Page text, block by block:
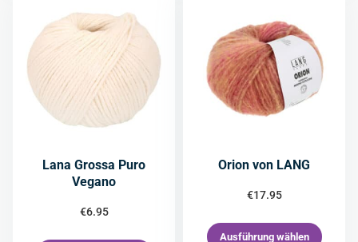
Lana Grossa Puro
Vegano
€6.95
Orion von LANG
€17.95
Ausführung wählen